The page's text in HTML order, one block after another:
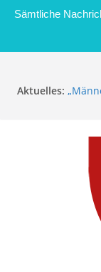
Sämtliche
Aktuelles:
der